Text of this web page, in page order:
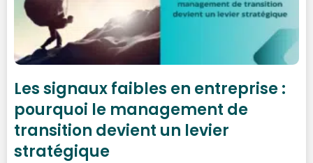
Les signaux faibles en entreprise :
pourquoi le management de
transition devient un levier
stratégique